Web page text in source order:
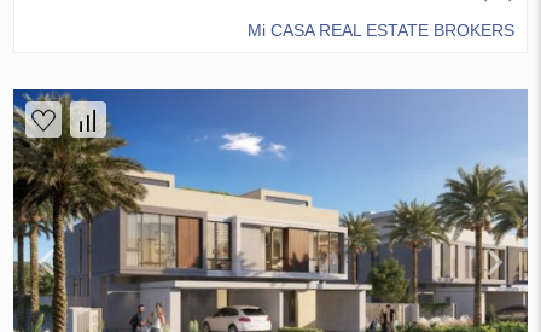
Mi CASA REAL ESTATE BROKERS